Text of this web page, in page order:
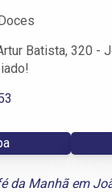
Batista, 320 -
da Manhã em